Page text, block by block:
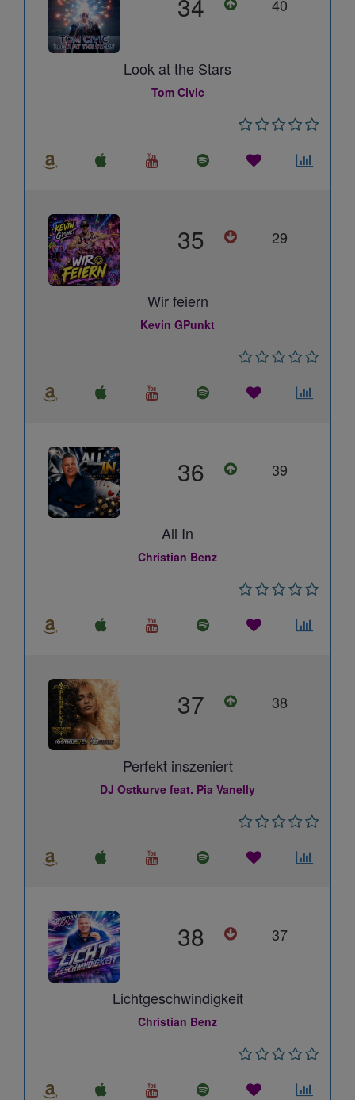
40
Look at the Stars
Tom Civic
35 29
Wir feiern
Kevin GPunkt
36 39
All In
Christian Benz
37 38
Perfekt inszeniert
DJ Ostkurve feat. Pia Vanelly
38 37
Lichtgeschwindigkeit
Christian Benz